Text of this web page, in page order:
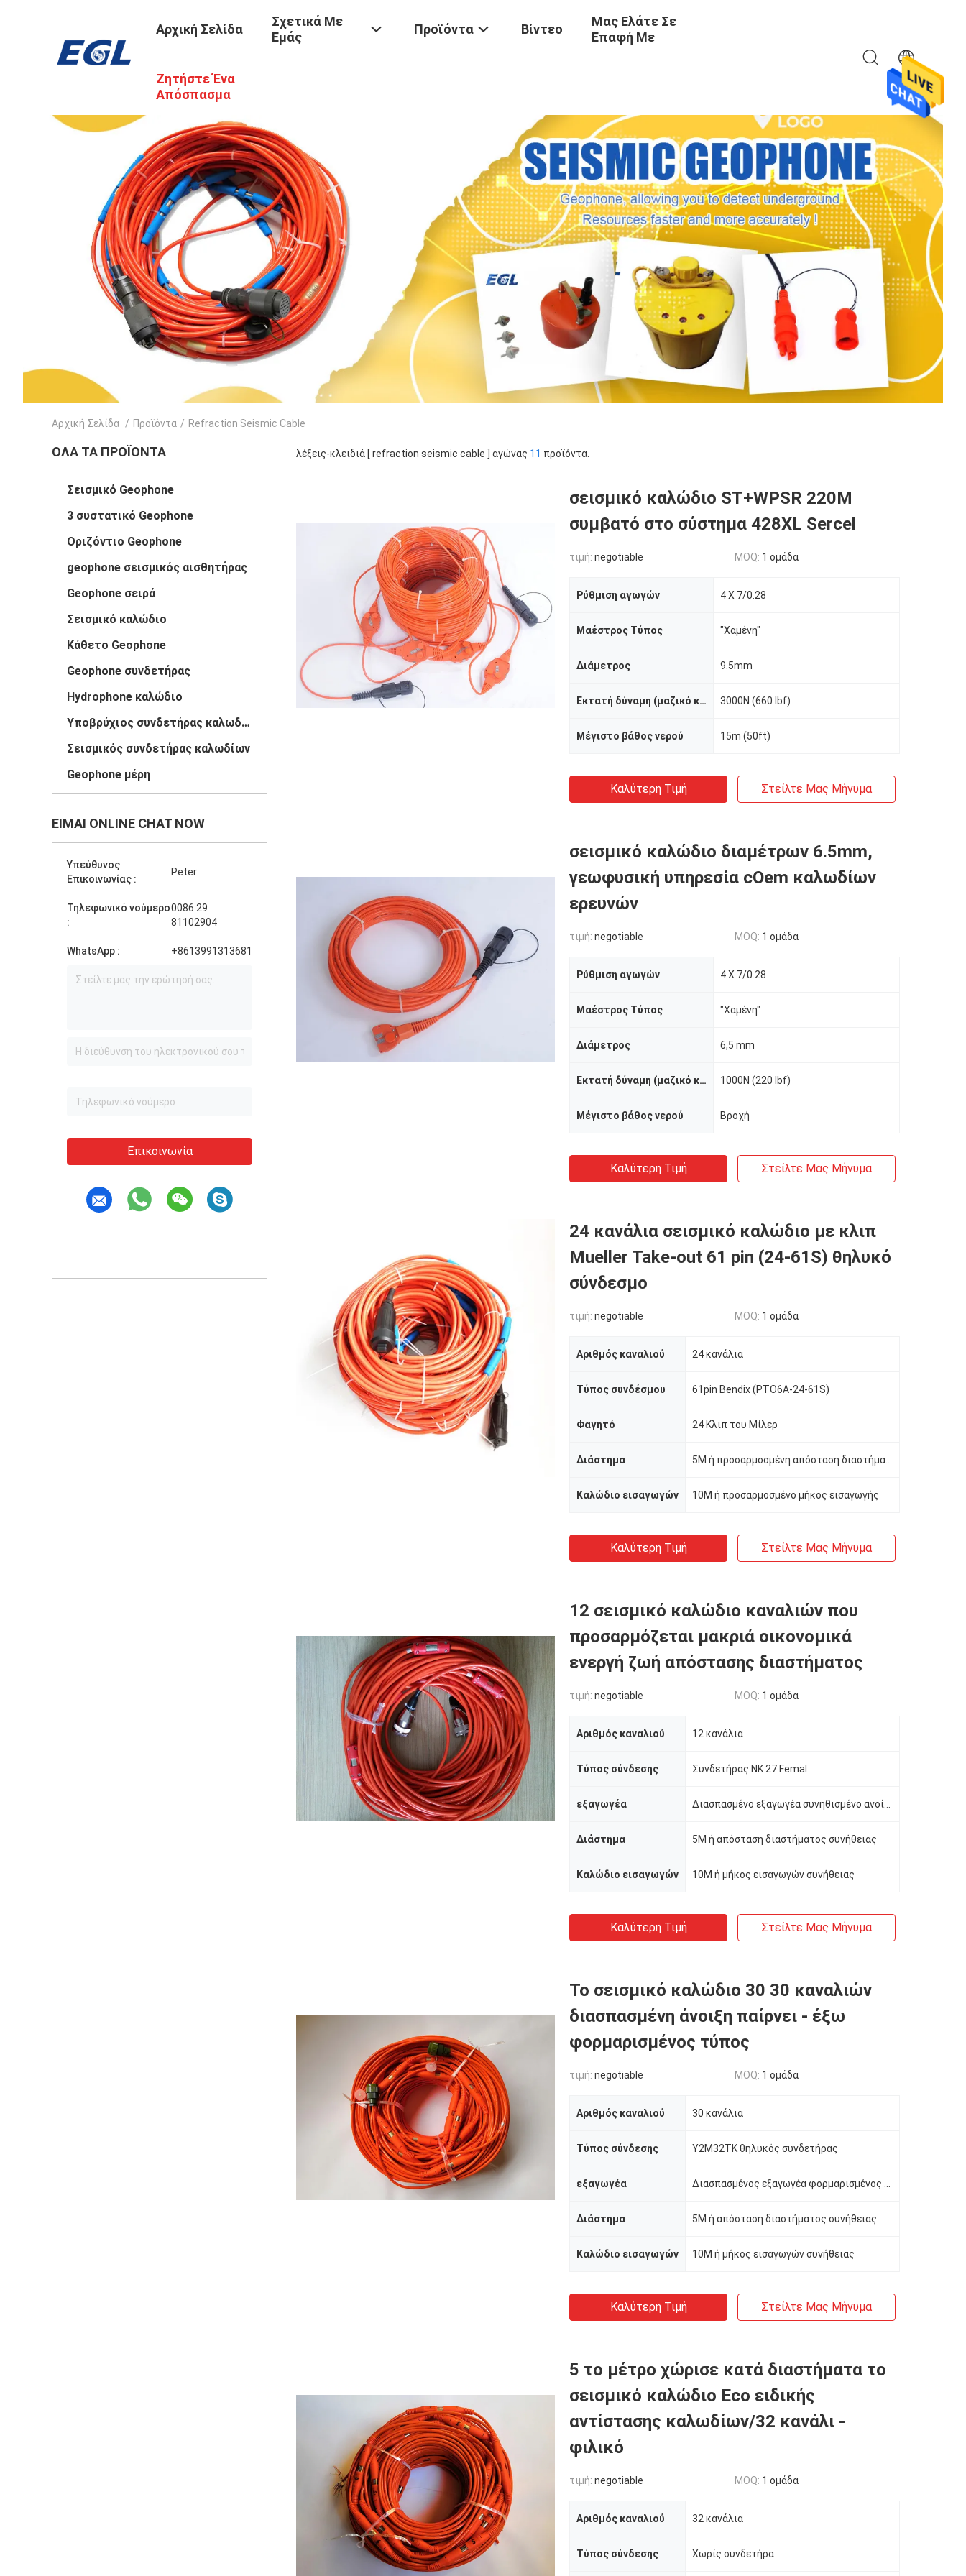
Αρχική Σελίδα
Σχετικά Με
Εμάς
Προϊόντα Βίντεο
Μας Ελάτε Σε
Επαφή Με
Ζητήστε Ένα
Απόσπασμα
Αρχική Σελίδα / Προϊόντα / Refraction Seismic Cable
ΌΛΑ ΤΑ ΠΡΟΪΌΝΤΑ
Σεισμικό Geophone
3 συστατικό Geophone
Οριζόντιο Geophone
geophone σεισμικός αισθητήρας
Geophone σειρά
Σεισμικό καλώδιο
Κάθετο Geophone
Geophone συνδετήρας
Hydrophone καλώδιο
Υποβρύχιος συνδετήρας καλωδίων
Σεισμικός συνδετήρας καλωδίων
Geophone μέρη
ΕΊΜΑΙ ONLINE CHAT NOW
Υπεύθυνος
Επικοινωνίας :
Peter
Τηλεφωνικό νούμερο
:
0086 29
81102904
WhatsApp : +8613991313681
Επικοινωνία
λέξεις-κλειδιά [ refraction seismic cable ] αγώνας 11 προϊόντα.
σεισμικό καλώδιο ST+WPSR 220M
συμβατό στο σύστημα 428XL Sercel
τιμή: negotiable MOQ: 1 ομάδα
Ρύθμιση αγωγών 4 X 7/0.28
Μαέστρος Τύπος "Χαμένη"
Διάμετρος 9.5mm
Εκτατή δύναμη (μαζικό καλώδιο) 3000N (660 lbf)
Μέγιστο βάθος νερού 15m (50ft)
Καλύτερη Τιμή Στείλτε Μας Μήνυμα
σεισμικό καλώδιο διαμέτρων 6.5mm,
γεωφυσική υπηρεσία cOem καλωδίων
ερευνών
τιμή: negotiable MOQ: 1 ομάδα
Ρύθμιση αγωγών 4 X 7/0.28
Μαέστρος Τύπος "Χαμένη"
Διάμετρος 6,5 mm
Εκτατή δύναμη (μαζικό καλώδιο) 1000N (220 lbf)
Μέγιστο βάθος νερού Βροχή
Καλύτερη Τιμή Στείλτε Μας Μήνυμα
24 κανάλια σεισμικό καλώδιο με κλιπ
Mueller Take-out 61 pin (24-61S) θηλυκό
σύνδεσμο
τιμή: negotiable MOQ: 1 ομάδα
Αριθμός καναλιού 24 κανάλια
Τύπος συνδέσμου 61pin Bendix (PTO6A-24-61S)
Φαγητό 24 Κλιπ του Μίλερ
Διάστημα
Καλώδιο εισαγωγών 10M ή προσαρμοσμένο μήκος εισαγωγής
Καλύτερη Τιμή Στείλτε Μας Μήνυμα
12 σεισμικό καλώδιο καναλιών που
προσαρμόζεται μακριά οικονομικά
ενεργή ζωή απόστασης διαστήματος
τιμή: negotiable MOQ: 1 ομάδα
Αριθμός καναλιού 12 κανάλια
Τύπος σύνδεσης Συνδετήρας NK 27 Femal
εξαγωγέα
Διάστημα 5M ή απόσταση διαστήματος συνήθειας
Καλώδιο εισαγωγών 10M ή μήκος εισαγωγών συνήθειας
Καλύτερη Τιμή Στείλτε Μας Μήνυμα
Το σεισμικό καλώδιο 30 30 καναλιών
διασπασμένη άνοιξη παίρνει - έξω
φορμαρισμένος τύπος
τιμή: negotiable MOQ: 1 ομάδα
Αριθμός καναλιού 30 κανάλια
Τύπος σύνδεσης Y2M32TK θηλυκός συνδετήρας
εξαγωγέα
Διάστημα 5M ή απόσταση διαστήματος συνήθειας
Καλώδιο εισαγωγών 10M ή μήκος εισαγωγών συνήθειας
Καλύτερη Τιμή Στείλτε Μας Μήνυμα
5 το μέτρο χώρισε κατά διαστήματα το
σεισμικό καλώδιο Eco ειδικής
αντίστασης καλωδίων/32 κανάλι -
φιλικό
τιμή: negotiable MOQ: 1 ομάδα
Αριθμός καναλιού 32 κανάλια
Τύπος σύνδεσης Χωρίς συνδετήρα